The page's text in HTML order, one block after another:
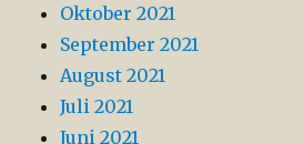
Oktober 2021
September 2021
August 2021
Juli 2021
Juni 2021